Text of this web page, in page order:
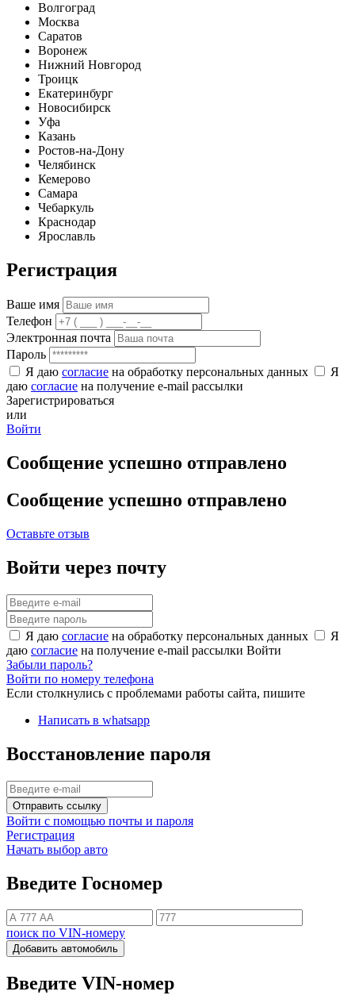
Волгоград
Москва
Саратов
Воронеж
Нижний Новгород
Троицк
Екатеринбург
Новосибирск
Уфа
Казань
Ростов-на-Дону
Челябинск
Кемерово
Самара
Чебаркуль
Краснодар
Ярославль
Регистрация
Ваше имя
Телефон
Электронная почта
Пароль
Я даю согласие на обработку персональных данных
Я
даю согласие на получение e-mail рассылки
Зарегистрироваться
или
Войти
Сообщение успешно отправлено
Сообщение успешно отправлено
Оставьте отзыв
Войти через почту
Я даю согласие на обработку персональных данных
Я
даю согласие на получение e-mail рассылки Войти
Забыли пароль?
Войти по номеру телефона
Если столкнулись с проблемами работы сайта, пишите
Написать в whatsapp
Восстановление пароля
Отправить ссылку
Войти с помощью почты и пароля
Регистрация
Начать выбор авто
Введите Госномер
поиск по VIN-номеру
Добавить автомобиль
Введите VIN-номер